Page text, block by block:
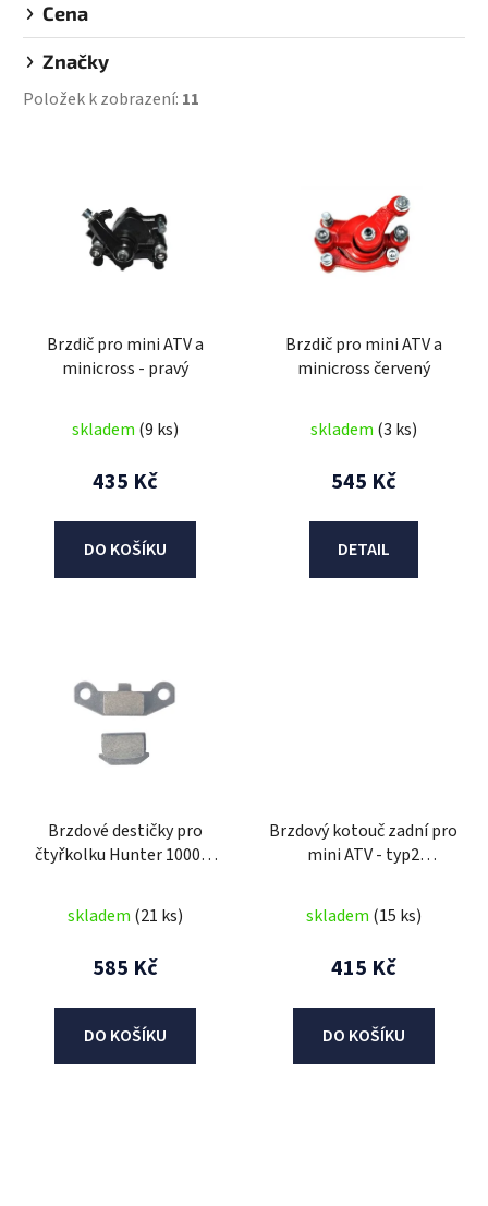
Cena
Značky
Položek k zobrazení: 11
Brzdič pro mini ATV a
minicross - pravý
skladem (9 ks)
435 Kč
DO KOŠÍKU
Brzdič pro mini ATV a
minicross červený
skladem (3 ks)
545 Kč
DETAIL
Brzdové destičky pro
čtyřkolku Hunter 1000W
skladem (21 ks)
585 Kč
DO KOŠÍKU
Brzdový kotouč zadní pro
mini ATV - typ2
skladem (15 ks)
415 Kč
DO KOŠÍKU